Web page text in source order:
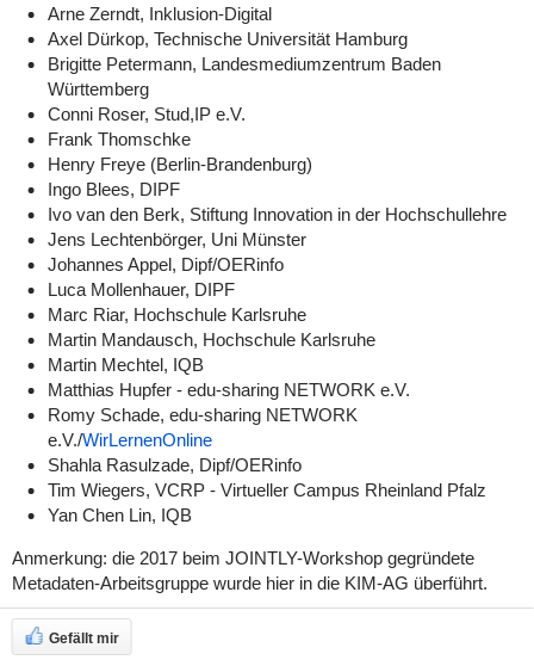
Arne Zerndt, Inklusion-Digital
Axel Dürkop, Technische Universität Hamburg
Brigitte Petermann, Landesmediumzentrum Baden
Württemberg
Conni Roser, Stud,IP e.V.
Frank Thomschke
Henry Freye (Berlin-Brandenburg)
Ingo Blees, DIPF
Ivo van den Berk, Stiftung Innovation in der Hochschullehre
Jens Lechtenbörger, Uni Münster
Johannes Appel, Dipf/OERinfo
Luca Mollenhauer, DIPF
Marc Riar, Hochschule Karlsruhe
Martin Mandausch, Hochschule Karlsruhe
Martin Mechtel, IQB
Matthias Hupfer - edu-sharing NETWORK e.V.
Romy Schade, edu-sharing NETWORK
e.V./WirLernenOnline
Shahla Rasulzade, Dipf/OERinfo
Tim Wiegers, VCRP - Virtueller Campus Rheinland Pfalz
Yan Chen Lin, IQB
Anmerkung: die 2017 beim JOINTLY-Workshop gegründete
Metadaten-Arbeitsgruppe wurde hier in die KIM-AG überführt.
Gefällt mir